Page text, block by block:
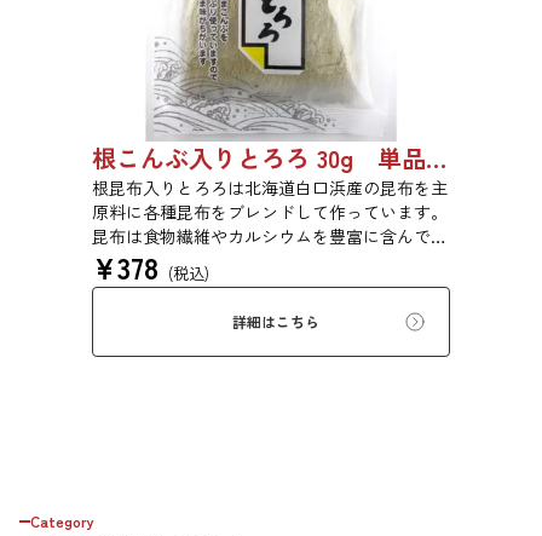
根こんぶ入りとろろ 30g 単品 5袋セット 20袋セット 1877
根昆布入りとろろは北海道白口浜産の昆布を主
原料に各種昆布をブレンドして作っています。
昆布は食物繊維やカルシウムを豊富に含んでい
ます。薄くふんわりと削っており、ご飯やお吸
い物、うどんに入れて美味しく召し上がれま
す。お口の中でとろーり、つるっと広がる根昆
布入りとろろを是非ご賞味ください。
¥378 (税込)
詳細はこちら
Category